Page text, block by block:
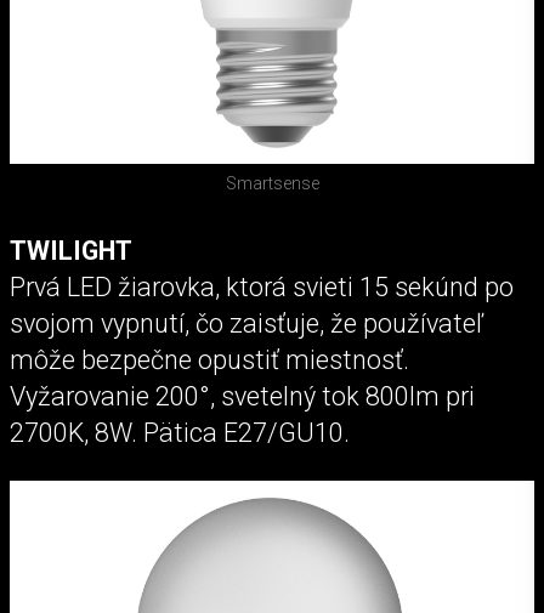
Smartsense
TWILIGHT
Prvá LED žiarovka, ktorá svieti 15 sekúnd po
svojom vypnutí, čo zaisťuje, že používateľ
môže bezpečne opustiť miestnosť.
Vyžarovanie 200°, svetelný tok 800lm pri
2700K, 8W. Pätica E27/GU10.